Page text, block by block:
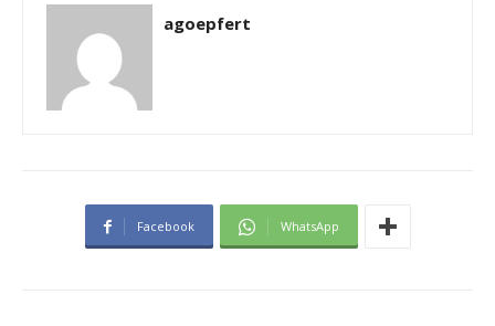
agoepfert
Facebook WhatsApp